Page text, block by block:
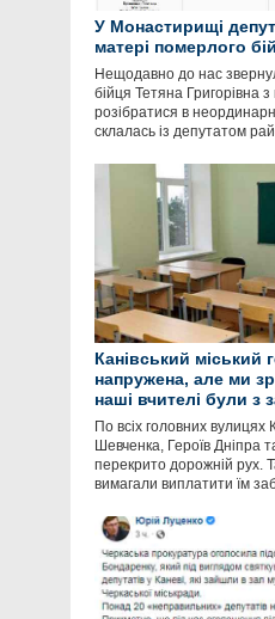
У Монастирищі
матері померлого
Нещодавно до нас
бійця Тетяна Григорівна
розібратися в
склалась із депутатом
Канівський міський
напружена, але ми
наші вчителі були з
По всіх головних вулицях
Шевченка, Героїв Дніпра
перекрито дорожній рух.
вимагали виплатити їм